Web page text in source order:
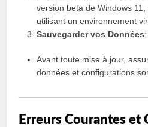
version beta de Windows
utilisant un environnement
Sauvegarder vos Données:
Avant toute mise à jour,
données et configurations
Erreurs Courantes et